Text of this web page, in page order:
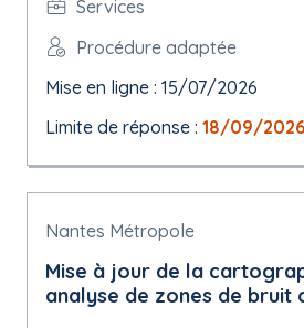
Services
Procédure adaptée
Mise en ligne : 15/07/2026
Limite de réponse : 18/09/2026
Nantes Métropole
Mise à jour de la
analyse de zones de bruit